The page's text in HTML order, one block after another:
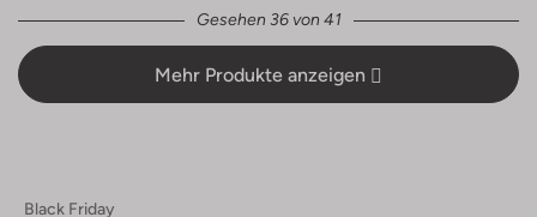
Gesehen 36 von 41
Mehr Produkte anzeigen
Black Friday